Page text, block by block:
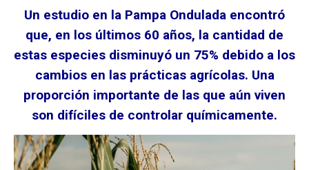
Un estudio en la Pampa Ondulada encontró
que, en los últimos 60 años, la cantidad de
estas especies disminuyó un 75% debido a los
cambios en las prácticas agrícolas. Una
proporción importante de las que aún viven
son difíciles de controlar químicamente.